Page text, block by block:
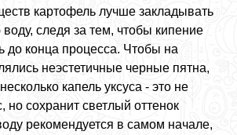
картофель лучше закладывать
следя за тем, чтобы кипение
до конца процесса. Чтобы на
неэстетичные черные пятна,
капель уксуса - это не
но сохранит светлый оттенок
рекомендуется в самом начале,